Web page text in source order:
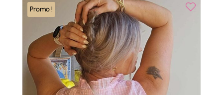
28,00 €.14,00 €.
Promo !